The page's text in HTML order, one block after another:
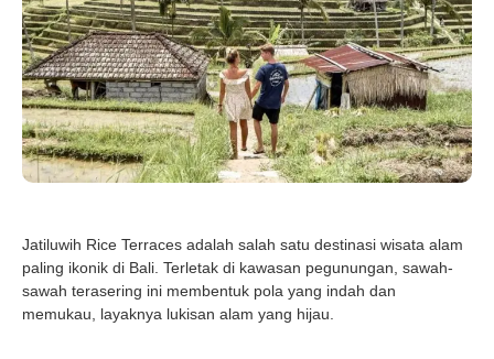
Jatiluwih Rice Terraces adalah salah satu destinasi wisata alam
paling ikonik di Bali. Terletak di kawasan pegunungan, sawah-
sawah terasering ini membentuk pola yang indah dan
memukau, layaknya lukisan alam yang hijau.